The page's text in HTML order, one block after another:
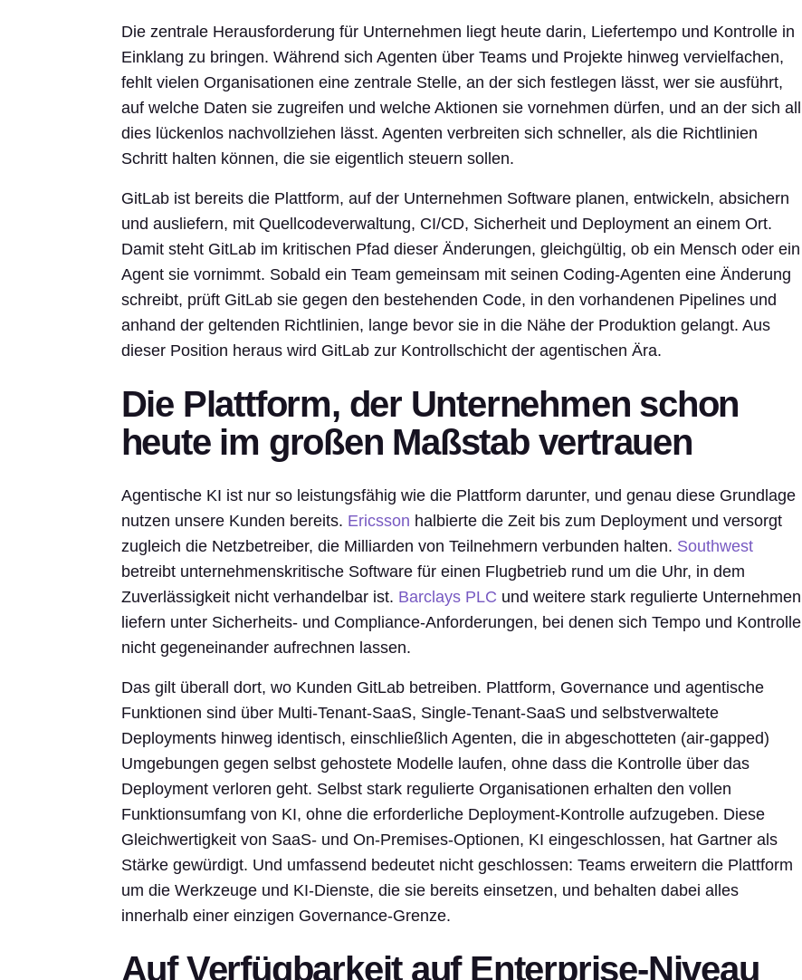
Die zentrale Herausforderung für Unternehmen liegt heute darin, Liefertempo und Kontrolle in
Einklang zu bringen. Während sich Agenten über Teams und Projekte hinweg vervielfachen,
fehlt vielen Organisationen eine zentrale Stelle, an der sich festlegen lässt, wer sie ausführt,
auf welche Daten sie zugreifen und welche Aktionen sie vornehmen dürfen, und an der sich all
dies lückenlos nachvollziehen lässt. Agenten verbreiten sich schneller, als die Richtlinien
Schritt halten können, die sie eigentlich steuern sollen.
GitLab ist bereits die Plattform, auf der Unternehmen Software planen, entwickeln, absichern
und ausliefern, mit Quellcodeverwaltung, CI/CD, Sicherheit und Deployment an einem Ort.
Damit steht GitLab im kritischen Pfad dieser Änderungen, gleichgültig, ob ein Mensch oder ein
Agent sie vornimmt. Sobald ein Team gemeinsam mit seinen Coding-Agenten eine Änderung
schreibt, prüft GitLab sie gegen den bestehenden Code, in den vorhandenen Pipelines und
anhand der geltenden Richtlinien, lange bevor sie in die Nähe der Produktion gelangt. Aus
dieser Position heraus wird GitLab zur Kontrollschicht der agentischen Ära.
Die Plattform, der Unternehmen schon
heute im großen Maßstab vertrauen
Agentische KI ist nur so leistungsfähig wie die Plattform darunter, und genau diese Grundlage
nutzen unsere Kunden bereits. Ericsson halbierte die Zeit bis zum Deployment und versorgt
zugleich die Netzbetreiber, die Milliarden von Teilnehmern verbunden halten. Southwest
betreibt unternehmenskritische Software für einen Flugbetrieb rund um die Uhr, in dem
Zuverlässigkeit nicht verhandelbar ist. Barclays PLC und weitere stark regulierte Unternehmen
liefern unter Sicherheits- und Compliance-Anforderungen, bei denen sich Tempo und Kontrolle
nicht gegeneinander aufrechnen lassen.
Das gilt überall dort, wo Kunden GitLab betreiben. Plattform, Governance und agentische
Funktionen sind über Multi-Tenant-SaaS, Single-Tenant-SaaS und selbstverwaltete
Deployments hinweg identisch, einschließlich Agenten, die in abgeschotteten (air-gapped)
Umgebungen gegen selbst gehostete Modelle laufen, ohne dass die Kontrolle über das
Deployment verloren geht. Selbst stark regulierte Organisationen erhalten den vollen
Funktionsumfang von KI, ohne die erforderliche Deployment-Kontrolle aufzugeben. Diese
Gleichwertigkeit von SaaS- und On-Premises-Optionen, KI eingeschlossen, hat Gartner als
Stärke gewürdigt. Und umfassend bedeutet nicht geschlossen: Teams erweitern die Plattform
um die Werkzeuge und KI-Dienste, die sie bereits einsetzen, und behalten dabei alles
innerhalb einer einzigen Governance-Grenze.
Auf Verfügbarkeit auf Enterprise-Niveau